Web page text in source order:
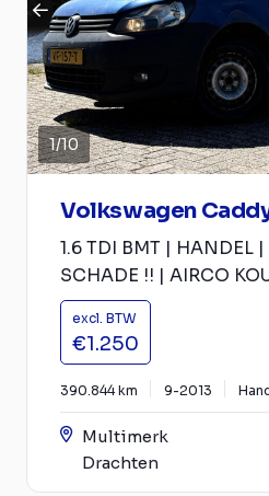
1/10
Volkswagen
1.6 TDI BMT | HANDEL |
SCHADE !! | AIRCO
excl. BTW
€1.250
390.844 km 9-2013
Multimerk
Drachten